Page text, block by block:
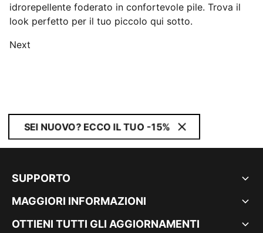
idrorepellente foderato in confortevole pile. Trova il
look perfetto per il tuo piccolo qui sotto.
Next
SEI NUOVO? ECCO IL TUO -15%
SUPPORTO
MAGGIORI INFORMAZIONI
OTTIENI TUTTI GLI AGGIORNAMENTI